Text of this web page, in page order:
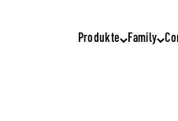
Produkte Family